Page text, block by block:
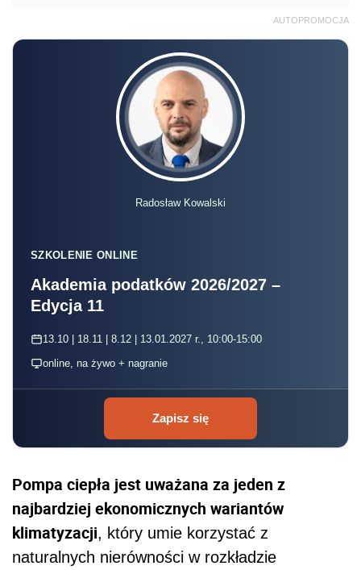
AUTOPROMOCJA
Radosław Kowalski
SZKOLENIE ONLINE
Akademia podatków 2026/2027 –
Edycja 11
13.10 | 18.11 | 8.12 | 13.01.2027 r., 10:00-15:00
online, na żywo + nagranie
Zapisz się
Pompa ciepła jest uważana za jeden z
najbardziej ekonomicznych wariantów
klimatyzacji, który umie korzystać z
naturalnych nierówności w rozkładzie